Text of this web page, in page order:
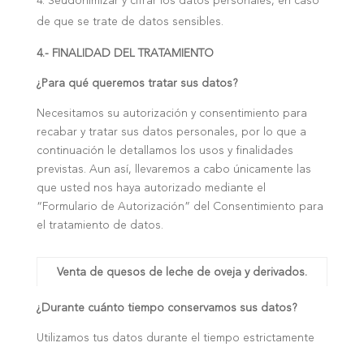
de que se trate de datos sensibles.
4.- FINALIDAD DEL TRATAMIENTO
¿Para qué queremos tratar sus datos?
Necesitamos su autorización y consentimiento para
recabar y tratar sus datos personales, por lo que a
continuación le detallamos los usos y finalidades
previstas. Aun así, llevaremos a cabo únicamente las
que usted nos haya autorizado mediante el
“Formulario de Autorización” del Consentimiento para
el tratamiento de datos.
Venta de quesos de leche de oveja y derivados.
¿Durante cuánto tiempo conservamos sus datos?
Utilizamos tus datos durante el tiempo estrictamente